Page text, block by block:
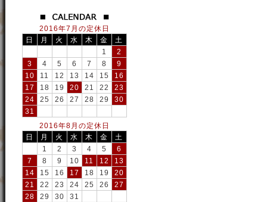
2016年7月の定休日
日
月 火 水 木 金
土
1
2
3
4 5 6 7 8
9
10
11 12 13 14 15
16
17
18 19 20 21 22
23
24
25 26 27 28 29
30
31
2016年8月の定休日
日
月 火 水 木 金
土
1
2 3 4 5
6
7
8 9 10 11 12
13
14
15 16 17 18 19
20
21
22 23 24 25 26
27
28
29 30 31